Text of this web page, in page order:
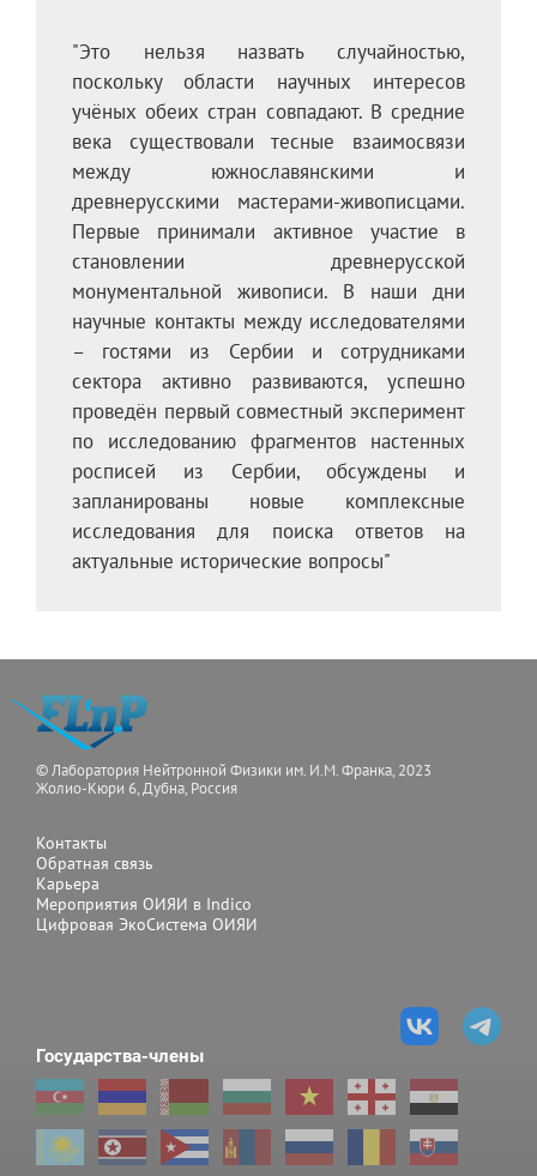
"Это нельзя назвать случайностью,
поскольку области научных интересов
учёных обеих стран совпадают. В средние
века существовали тесные взаимосвязи
между южнославянскими и
древнерусскими мастерами-живописцами.
Первые принимали активное участие в
становлении древнерусской
монументальной живописи. В наши дни
научные контакты между исследователями
– гостями из Сербии и сотрудниками
сектора активно развиваются, успешно
проведён первый совместный эксперимент
по исследованию фрагментов настенных
росписей из Сербии, обсуждены и
запланированы новые комплексные
исследования для поиска ответов на
актуальные исторические вопросы"
© Лаборатория Нейтронной Физики им. И.М. Франка, 2023
Жолио-Кюри 6, Дубна, Россия
Контакты
Обратная связь
Карьера
Мероприятия ОИЯИ в Indico
Цифровая ЭкоСистема ОИЯИ
Государства-члены